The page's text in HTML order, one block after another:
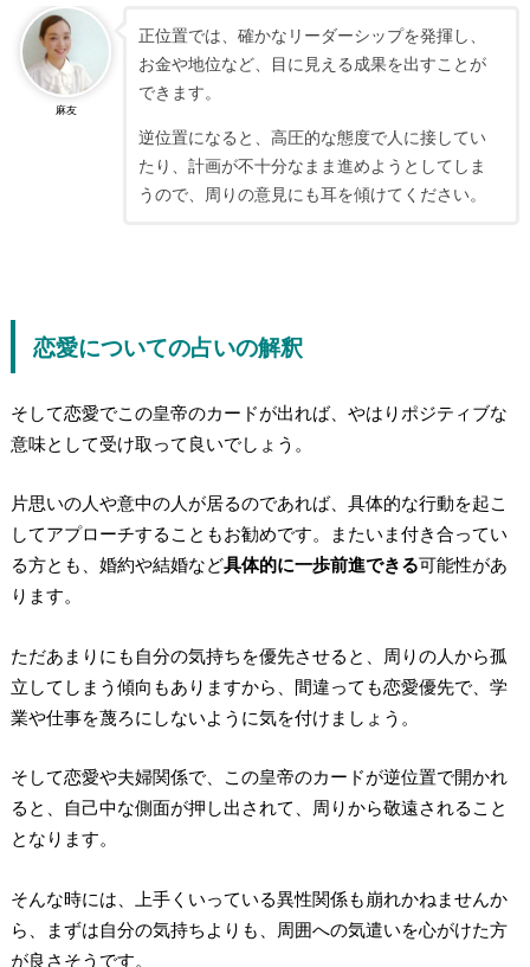
麻友
正位置では、確かなリーダーシップを発揮し、
お金や地位など、目に見える成果を出すことが
できます。
逆位置になると、高圧的な態度で人に接してい
たり、計画が不十分なまま進めようとしてしま
うので、周りの意見にも耳を傾けてください。
恋愛についての占いの解釈
そして恋愛でこの皇帝のカードが出れば、やはり ポジティブな
意味として受け取って良いでしょう。
片思いの人や意中の人が居るのであれば、具体的な行動を起こ
してアプローチすることもお勧めです。またいま付き合ってい
る方とも、婚約や結婚など具体的に一歩前進できる可能性があ
ります。
ただあまりにも自分の気持ちを優先させると、周りの人から孤
立してしまう傾向もありますから、間違っても恋愛優先で、学
業や仕事を蔑ろにしないように気を付けましょう。
そして恋愛や夫婦関係で、この皇帝のカードが逆位置で開かれ
ると、自己中な側面が押し出されて、周りから敬遠されること
となります。
そんな時には、上手くいっている異性関係も崩れかねませんか
ら、まずは自分の気持ちよりも、周囲への気遣いを心がけた方
が良さそうです。